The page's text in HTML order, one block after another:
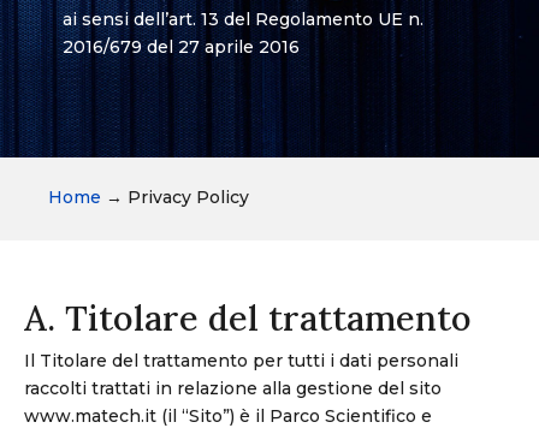
ai sensi dell’art. 13 del Regolamento UE n.
2016/679 del 27 aprile 2016
Home → Privacy Policy
A. Titolare del trattamento
Il Titolare del trattamento per tutti i dati personali
raccolti trattati in relazione alla gestione del sito
www.matech.it (il “Sito”) è il Parco Scientifico e